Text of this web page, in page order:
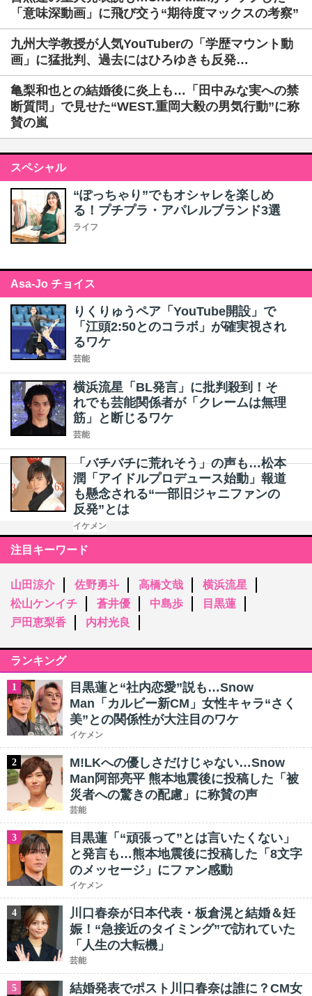
「意味深動画」に飛び交う“期待度マックスの考察”
九州大学教授が人気YouTuberの「学歴マウント動
画」に猛批判、過去にはひろゆきも反発…
亀梨和也との結婚後に炎上も…「田中みな実への禁
断質問」で見せた“WEST.重岡大毅の男気行動”に称
賛の嵐
スペシャル
“ぽっちゃり”でもオシャレを楽しめ
る！プチプラ・アパレルブランド3選
ライフ
Asa-Jo チョイス
りくりゅうペア「YouTube開設」で
「江頭2:50とのコラボ」が確実視され
るワケ
芸能
横浜流星「BL発言」に批判殺到！そ
れでも芸能関係者が「クレームは無理
筋」と断じるワケ
芸能
「バチバチに荒れそう」の声も…松本
潤「アイドルプロデュース始動」報道
も懸念される“一部旧ジャニファンの
反発”とは
イケメン
注目キーワード
山田涼介 佐野勇斗 高橋文哉
横浜流星
松山ケンイチ
蒼井優 中島歩
目黒蓮
戸田恵梨香
内村光良
ランキング
1
目黒蓮と“社内恋愛”説も…Snow
Man「カルビー新CM」女性キャラ“さく
美”との関係性が大注目のワケ
イケメン
2
M!LKへの優しさだけじゃない…Snow
Man阿部亮平 熊本地震後に投稿した「被
災者への驚きの配慮」に称賛の声
芸能
3
目黒蓮「“頑張って”とは言いたくない」
と発言も…熊本地震後に投稿した「8文字
のメッセージ」にファン感動
イケメン
4
川口春奈が日本代表・板倉滉と結婚＆妊
娠！“急接近のタイミング”で訪れていた
「人生の大転機」
芸能
5 結婚発表でポスト川口春奈は誰に？CM女